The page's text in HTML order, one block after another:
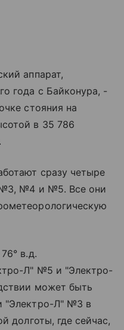
аппарат,
года с Байконура, -
стояния на
в 35 786
сразу четыре
№4 и №5. Все они
в.д.
Л" №5 и "Электро-
может быть
"Электро-Л" №3 в
долготы, где сейчас,